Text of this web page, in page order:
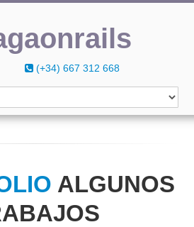
(+34) 667 312 668
ALGUNOS